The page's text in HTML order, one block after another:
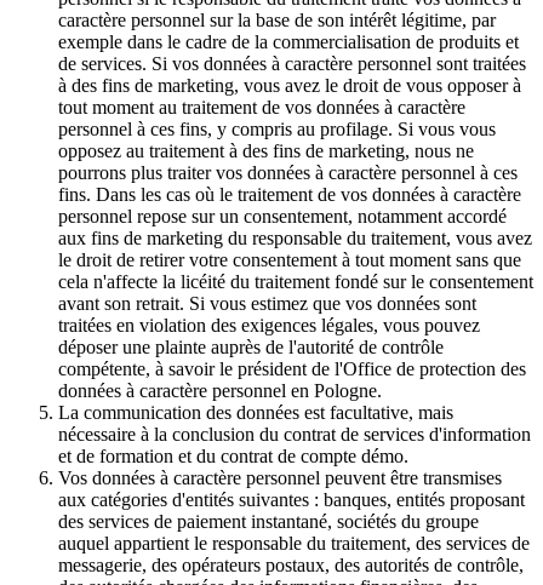
caractère personnel sur la base de son intérêt légitime, par
exemple dans le cadre de la commercialisation de produits et
de services. Si vos données à caractère personnel sont traitées
à des fins de marketing, vous avez le droit de vous opposer à
tout moment au traitement de vos données à caractère
personnel à ces fins, y compris au profilage. Si vous vous
opposez au traitement à des fins de marketing, nous ne
pourrons plus traiter vos données à caractère personnel à ces
fins. Dans les cas où le traitement de vos données à caractère
personnel repose sur un consentement, notamment accordé
aux fins de marketing du responsable du traitement, vous avez
le droit de retirer votre consentement à tout moment sans que
cela n'affecte la licéité du traitement fondé sur le consentement
avant son retrait. Si vous estimez que vos données sont
traitées en violation des exigences légales, vous pouvez
déposer une plainte auprès de l'autorité de contrôle
compétente, à savoir le président de l'Office de protection des
données à caractère personnel en Pologne.
La communication des données est facultative, mais
nécessaire à la conclusion du contrat de services d'information
et de formation et du contrat de compte démo.
Vos données à caractère personnel peuvent être transmises
aux catégories d'entités suivantes : banques, entités proposant
des services de paiement instantané, sociétés du groupe
auquel appartient le responsable du traitement, des services de
messagerie, des opérateurs postaux, des autorités de contrôle,